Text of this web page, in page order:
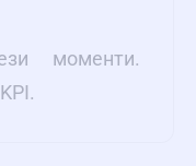
моменти.